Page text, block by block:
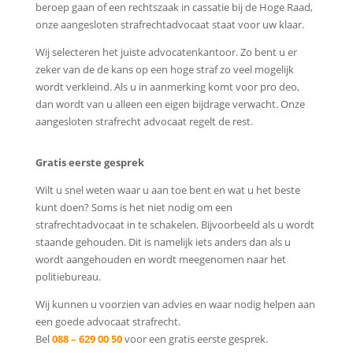
beroep gaan of een rechtszaak in cassatie bij de Hoge Raad,
onze aangesloten strafrechtadvocaat staat voor uw klaar.
Wij selecteren het juiste advocatenkantoor. Zo bent u er
zeker van de de kans op een hoge straf zo veel mogelijk
wordt verkleind. Als u in aanmerking komt voor pro deo,
dan wordt van u alleen een eigen bijdrage verwacht. Onze
aangesloten strafrecht advocaat regelt de rest.
Gratis eerste gesprek
Wilt u snel weten waar u aan toe bent en wat u het beste
kunt doen? Soms is het niet nodig om een
strafrechtadvocaat in te schakelen. Bijvoorbeeld als u wordt
staande gehouden. Dit is namelijk iets anders dan als u
wordt aangehouden en wordt meegenomen naar het
politiebureau.
Wij kunnen u voorzien van advies en waar nodig helpen aan
een goede advocaat strafrecht.
Bel088 – 629 00 50voor een gratis eerste gesprek.